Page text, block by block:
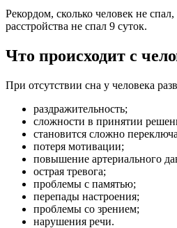
Рекордом, сколько человек не
расстройства не спал 9 суток.
Что происходит с
При отсутствии сна у человека
раздражительность;
сложности в принятии
становится сложно
потеря мотивации;
повышение артериального
острая тревога;
проблемы с памятью;
перепады настроения;
проблемы со зрением;
нарушения речи.